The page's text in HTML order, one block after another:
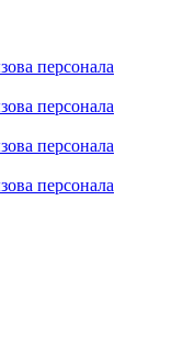
персонала
персонала
персонала
персонала